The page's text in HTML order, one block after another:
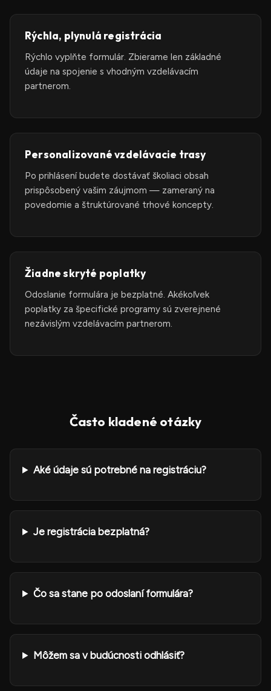
Rýchla, plynulá registrácia
Rýchlo vyplňte formulár. Zbierame len základné
údaje na spojenie s vhodným vzdelávacím
partnerom.
Personalizované vzdelávacie trasy
Po prihlásení budete dostávať školiaci obsah
prispôsobený vašim záujmom — zameraný na
povedomie a štruktúrované trhové koncepty.
Žiadne skryté poplatky
Odoslanie formulára je bezplatné. Akékoľvek
poplatky za špecifické programy sú zverejnené
nezávislým vzdelávacím partnerom.
Často kladené otázky
Aké údaje sú potrebné na registráciu?
Je registrácia bezplatná?
Čo sa stane po odoslaní formulára?
Môžem sa v budúcnosti odhlásiť?